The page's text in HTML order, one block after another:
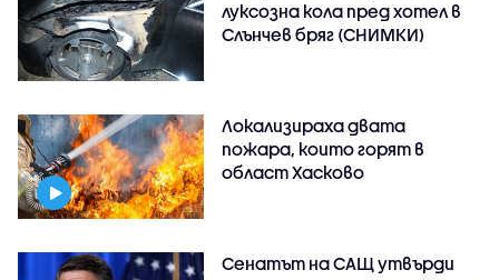
луксозна кола пред хотел в
Слънчев бряг (СНИМКИ)
Локализираха двата
пожара, които горят в
област Хасково
Сенатът на САЩ утвърди